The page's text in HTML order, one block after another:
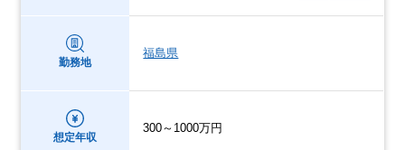
勤務地
福島県
想定年収
300～1000万円